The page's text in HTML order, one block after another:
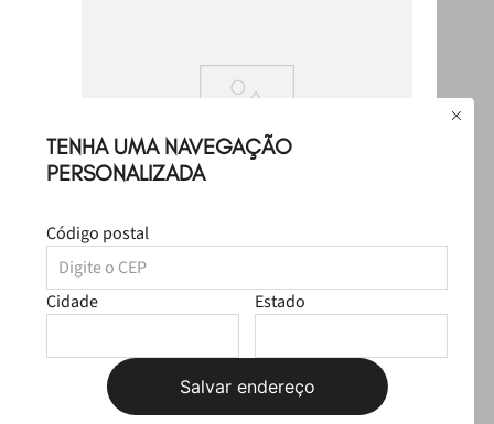
TENHA UMA NAVEGAÇÃO
PERSONALIZADA
Código postal
Cidade Estado
Salvar endereço
Chaveiro Petite Jolie Ouro PJ20212